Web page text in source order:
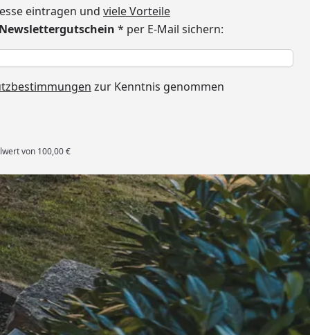
eintragen und viele Vorteile
* per E-Mail sichern:
zur Kenntnis genommen
von 100,00 €